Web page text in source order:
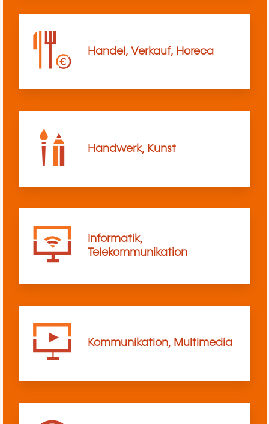
Handel, Verkauf, Horeca
Handwerk, Kunst
Informatik,
Telekommunikation
Kommunikation, Multimedia